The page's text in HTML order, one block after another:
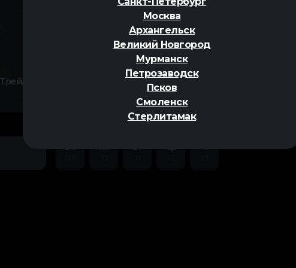
Москва
Архангельск
Великий Новгород
Мурманск
Петрозаводск
Псков
Смоленск
Стерлитамак
Трейлер
Вс
Пн
Вт
Ср
Чт